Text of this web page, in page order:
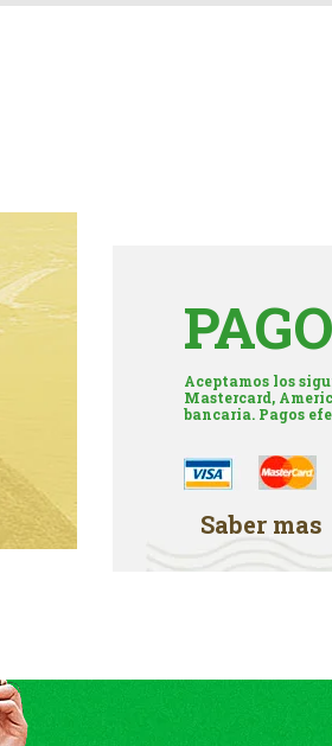
Aceptamos los
Mastercard,
bancaria. Pagos
Saber mas